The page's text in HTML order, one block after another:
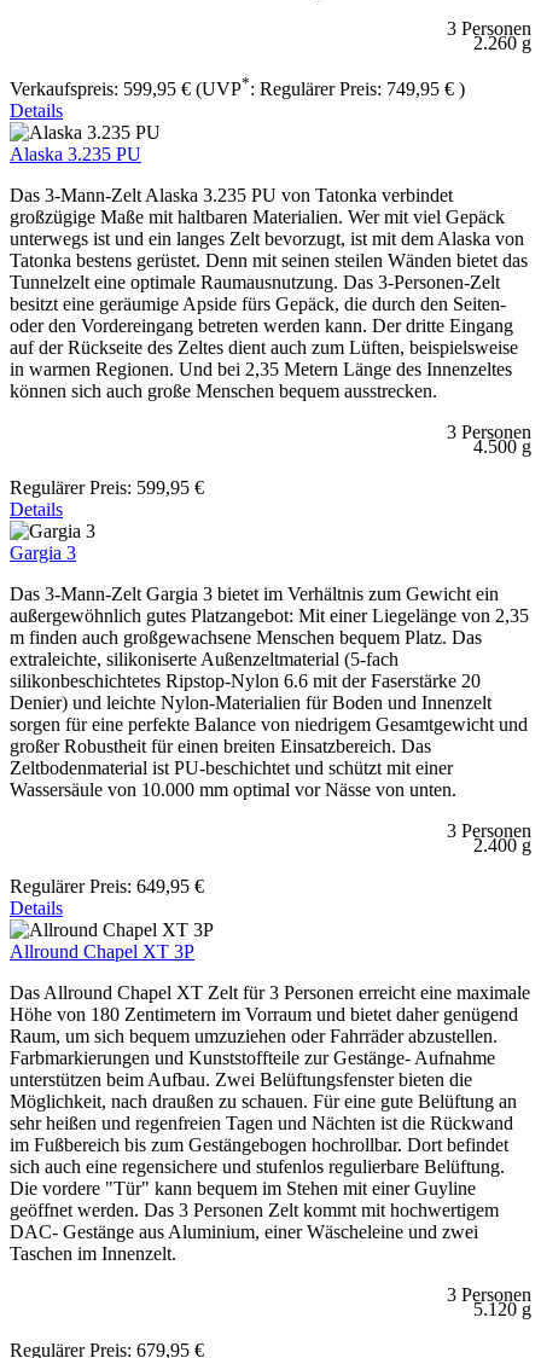
3 Personen
2.260 g
Verkaufspreis: 599,95 € (UVP*: Regulärer Preis: 749,95 € )
Details
Alaska 3.235 PU
Das 3-Mann-Zelt Alaska 3.235 PU von Tatonka verbindet
großzügige Maße mit haltbaren Materialien. Wer mit viel Gepäck
unterwegs ist und ein langes Zelt bevorzugt, ist mit dem Alaska von
Tatonka bestens gerüstet. Denn mit seinen steilen Wänden bietet das
Tunnelzelt eine optimale Raumausnutzung. Das 3-Personen-Zelt
besitzt eine geräumige Apside fürs Gepäck, die durch den Seiten-
oder den Vordereingang betreten werden kann. Der dritte Eingang
auf der Rückseite des Zeltes dient auch zum Lüften, beispielsweise
in warmen Regionen. Und bei 2,35 Metern Länge des Innenzeltes
können sich auch große Menschen bequem ausstrecken.
3 Personen
4.500 g
Regulärer Preis: 599,95 €
Details
Gargia 3
Das 3-Mann-Zelt Gargia 3 bietet im Verhältnis zum Gewicht ein
außergewöhnlich gutes Platzangebot: Mit einer Liegelänge von 2,35
m finden auch großgewachsene Menschen bequem Platz. Das
extraleichte, silikoniserte Außenzeltmaterial (5-fach
silikonbeschichtetes Ripstop-Nylon 6.6 mit der Faserstärke 20
Denier) und leichte Nylon-Materialien für Boden und Innenzelt
sorgen für eine perfekte Balance von niedrigem Gesamtgewicht und
großer Robustheit für einen breiten Einsatzbereich. Das
Zeltbodenmaterial ist PU-beschichtet und schützt mit einer
Wassersäule von 10.000 mm optimal vor Nässe von unten.
3 Personen
2.400 g
Regulärer Preis: 649,95 €
Details
Allround Chapel XT 3P
Das Allround Chapel XT Zelt für 3 Personen erreicht eine maximale
Höhe von 180 Zentimetern im Vorraum und bietet daher genügend
Raum, um sich bequem umzuziehen oder Fahrräder abzustellen.
Farbmarkierungen und Kunststoffteile zur Gestänge- Aufnahme
unterstützen beim Aufbau. Zwei Belüftungsfenster bieten die
Möglichkeit, nach draußen zu schauen. Für eine gute Belüftung an
sehr heißen und regenfreien Tagen und Nächten ist die Rückwand
im Fußbereich bis zum Gestängebogen hochrollbar. Dort befindet
sich auch eine regensichere und stufenlos regulierbare Belüftung.
Die vordere "Tür" kann bequem im Stehen mit einer Guyline
geöffnet werden. Das 3 Personen Zelt kommt mit hochwertigem
DAC- Gestänge aus Aluminium, einer Wäscheleine und zwei
Taschen im Innenzelt.
3 Personen
5.120 g
Regulärer Preis: 679,95 €